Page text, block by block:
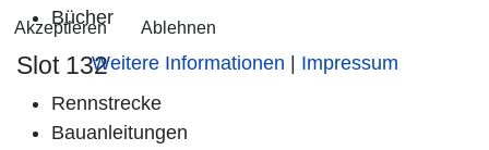
Bücher
Slot 132
Rennstrecke
Bauanleitungen
Akzeptieren Ablehnen
Weitere Informationen | Impressum